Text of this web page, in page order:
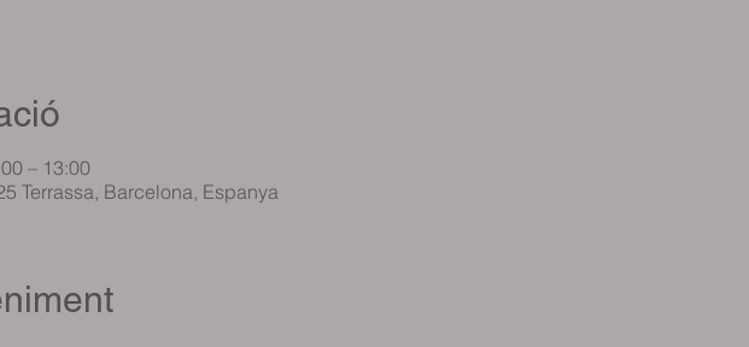
– 13:00
Terrassa, Barcelona, Espanya